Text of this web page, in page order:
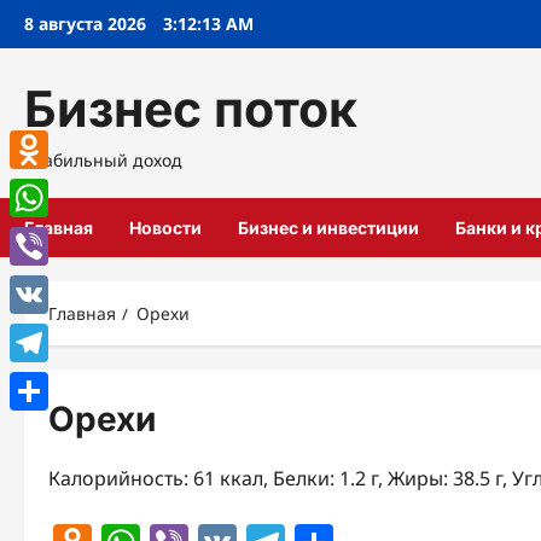
Перейти
8 августа 2026 3:12:14 AM
Бизнес поток
Стабильный доход
Главная Новости Бизнес и инвестиции Банки и
Главная Орехи
Орехи
Калорийность: 61 ккал, Белки: 1.2 г, Жиры: 38.5 г,
Odnoklassniki
WhatsApp
Viber
VK
Telegram
Отправить